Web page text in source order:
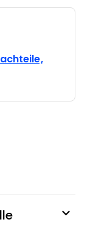
window